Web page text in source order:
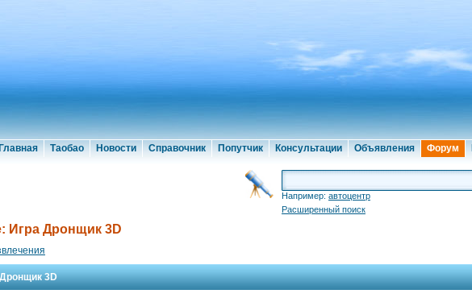
Главная Таобао Новости Справочник Попутчик Консультации Объявления Форум
Например: автоцентр
Расширенный поиск
Игра Дронщик 3D
3D